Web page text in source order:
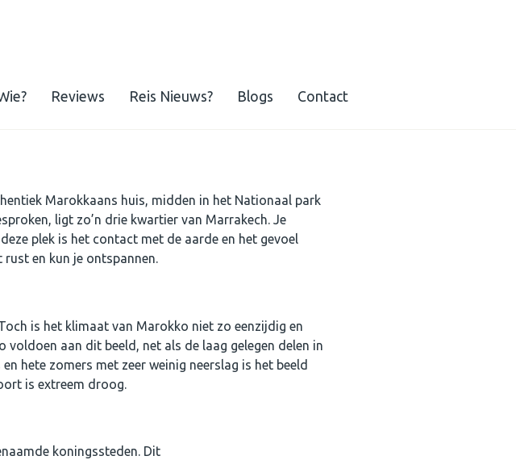
Reviews Reis Nieuws? Blogs Contact
Marokkaans huis, midden in het Nationaal park
ligt zo’n drie kwartier van Marrakech. Je
plek is het contact met de aarde en het gevoel
en kun je ontspannen.
is het klimaat van Marokko niet zo eenzijdig en
aan dit beeld, net als de laag gelegen delen in
hete zomers met zeer weinig neerslag is het beeld
is extreem droog.
koningssteden. Dit